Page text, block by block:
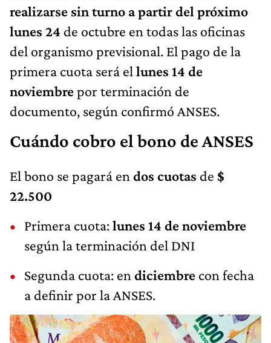
realizarse sin turno a partir del próximo
lunes 24 de octubre en todas las oficinas
del organismo previsional. El pago de la
primera cuota será el lunes 14 de
noviembrepor terminación de
documento, según confirmó ANSES.
Cuándo cobro el bono de ANSES
El bono se pagará en dos cuotas de $
22.500
Primera cuota:lunes 14 de noviembre
según la terminación del DNI
Segunda cuota: en diciembre con fecha
a definir por la ANSES.